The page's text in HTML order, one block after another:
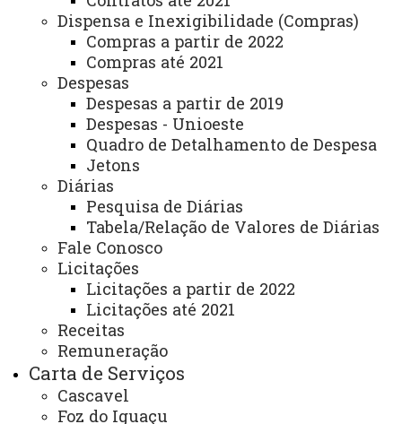
Dispensa e Inexigibilidade (Compras)
Compras a partir de 2022
Compras até 2021
Despesas
Despesas a partir de 2019
Despesas - Unioeste
Quadro de Detalhamento de Despesa
Jetons
Diárias
Pesquisa de Diárias
Tabela/Relação de Valores de Diárias
Fale Conosco
Licitações
Licitações a partir de 2022
Licitações até 2021
Receitas
Remuneração
Carta de Serviços
Cascavel
Foz do Iguaçu
Comunicação Social
Igualdade e Promoção Social
Jurídica
Sistema de Controle Interno, Integridade e Compliance
Relações Internacionais e Interinstitucionais
ÓRGÃO DE APOIO
Unioeste INOVA - Agência de Inovação da Unioeste
ÓRGÃOS SUPLEMENTARES
Coordenadoria de Concursos e Processos Seletivos
Editora
Gráfica Universitária